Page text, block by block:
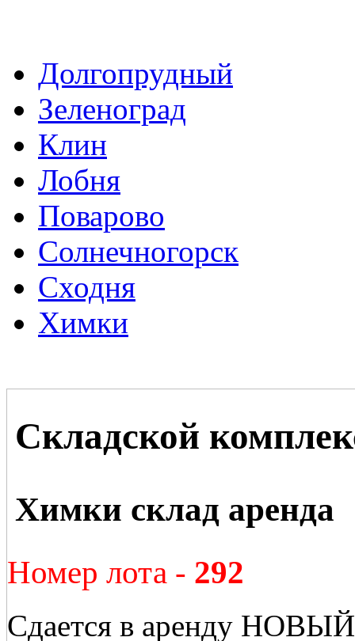
Долгопрудный
Зеленоград
Клин
Лобня
Поварово
Солнечногорск
Сходня
Химки
Складской
Химки склад аренда
Номер лота - 292
Сдается в аренду НОВЫЙ